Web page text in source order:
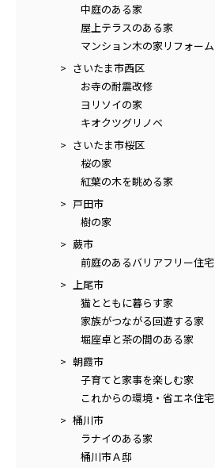
中庭のある家
屋上テラスのある家
マンション木の家リフォーム
さいたま市西区
お寺の耐震改修
ヨリソイの家
キオクツグリノベ
さいたま市桜区
桜の家
紅葉の木を眺める家
戸田市
樹の家
蕨市
前庭のあるバリアフリー住宅
上尾市
猫とともに暮らす家
家族がつながる回遊する家
堀座卓と茶の間のある家
朝霞市
子育てと家事を楽しむ家
これからの環境・省エネ住宅
桶川市
ラナイのある家
桶川市Ａ邸